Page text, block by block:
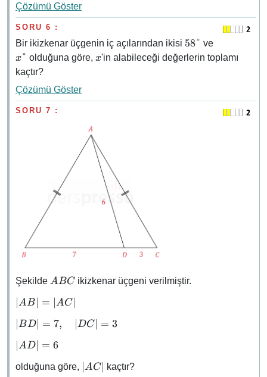
\gt
h
Çözümü Göster
SORU 6 :
Bir ikizkenar üçgenin iç açılarından ikisi 58°
58° ve
x° olduğuna göre, x
x'in alabileceği değerlerin toplamı
kaçtır?
Çözümü Göster
SORU 7 :
Şekilde ABC
ABC ikizkenar üçgeni verilmiştir.
\abs{AB}
\abs{AC}
AB = AC∣
\abs{BD}
\quad
\abs{DC}
= 3
BD = 7, DC = 3
\abs{AD}
AD = 6
olduğuna göre, \abs{AC}
AC kaçtır?